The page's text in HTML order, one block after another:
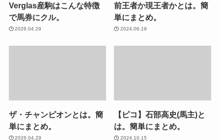
Verglas産駒はこんな特徴
で馬券にクル。
2026.04.29
前王者か現王者かとは。簡
単にまとめ。
2024.06.19
ザ・チャンピオンとは。簡
単にまとめ。
2026.04.29
【ピコ】石部高史(馬主)と
は。簡単にまとめ。
2024.10.15